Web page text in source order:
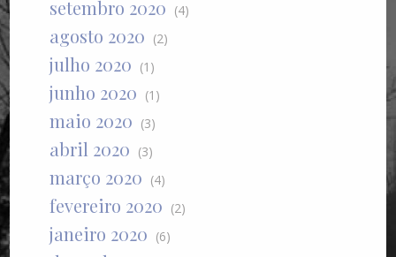
setembro 2020 (4)
agosto 2020 (2)
julho 2020 (1)
junho 2020 (1)
maio 2020 (3)
abril 2020 (3)
março 2020 (4)
fevereiro 2020 (2)
janeiro 2020 (6)